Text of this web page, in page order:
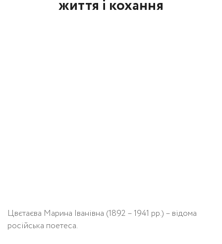
життя і кохання
Цвєтаєва Марина Іванівна (1892 – 1941 рр.) – відома
російська поетеса.